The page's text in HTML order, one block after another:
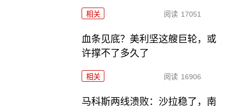
相关 阅读 17051
血条见底？美利坚这艘巨轮，或
许撑不了多久了
相关 阅读 16906
马科斯两线溃败：沙拉稳了，南